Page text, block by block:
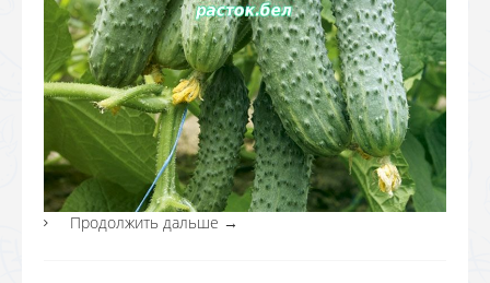
Продолжить дальше →